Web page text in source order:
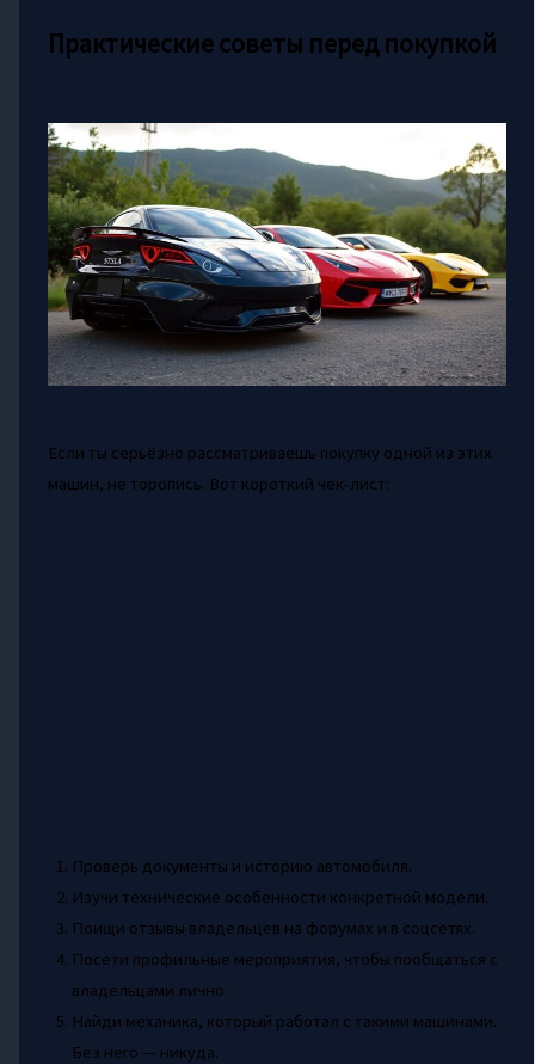
Практические советы перед покупкой
Если ты серьёзно рассматриваешь покупку одной из этих
машин, не торопись. Вот короткий чек-лист:
Проверь документы и историю автомобиля.
Изучи технические особенности конкретной модели.
Поищи отзывы владельцев на форумах и в соцсетях.
Посети профильные мероприятия, чтобы пообщаться с
владельцами лично.
Найди механика, который работал с такими машинами.
Без него — никуда.